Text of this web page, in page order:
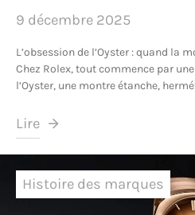
9 décembre 2025
L’obsession de l’Oyster : quand la
Chez Rolex, tout commence par
l’Oyster, une montre étanche,
Lire
Histoire des marques